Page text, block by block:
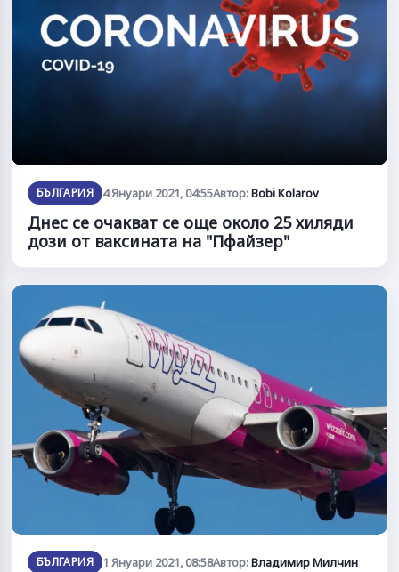
БЪЛГАРИЯ 4 Януари 2021, 04:55Автор:Bobi Kolarov
Днес се очакват се още около 25 хиляди
дози от ваксината на "Пфайзер"
БЪЛГАРИЯ 1 Януари 2021, 08:58Автор:Владимир Милчин